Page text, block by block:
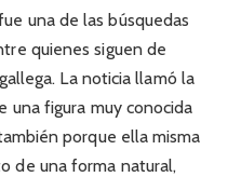
una de las búsquedas
quienes siguen de
La noticia llamó la
una figura muy conocida
porque ella misma
de una forma natural,